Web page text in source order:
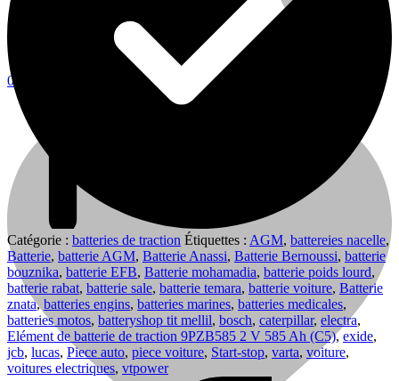
0
Catégorie : batteries de traction Étiquettes : AGM, battereies nacelle,
Batterie, batterie AGM, Batterie Anassi, Batterie Bernoussi, batterie
bouznika, batterie EFB, Batterie mohamadia, batterie poids lourd,
batterie rabat, batterie sale, batterie temara, batterie voiture, Batterie
znata, batteries engins, batteries marines, batteries medicales,
batteries motos, batteryshop tit mellil, bosch, caterpillar, electra,
Elément de batterie de traction 9PZB585 2 V 585 Ah (C5), exide,
jcb, lucas, Piece auto, piece voiture, Start-stop, varta, voiture,
voitures electriques, vtpower